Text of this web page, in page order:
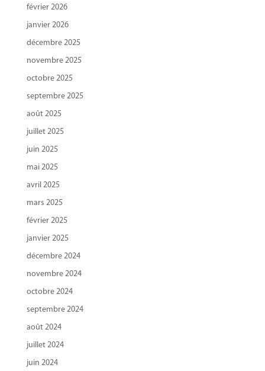
février 2026
janvier 2026
décembre 2025
novembre 2025
octobre 2025
septembre 2025
août 2025
juillet 2025
juin 2025
mai 2025
avril 2025
mars 2025
février 2025
janvier 2025
décembre 2024
novembre 2024
octobre 2024
septembre 2024
août 2024
juillet 2024
juin 2024